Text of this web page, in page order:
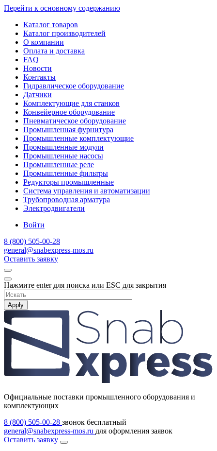
Перейти к основному содержанию
Каталог товаров
Каталог производителей
О компании
Оплата и доставка
FAQ
Новости
Контакты
Гидравлическое оборудование
Датчики
Комплектующие для станков
Конвейерное оборудование
Пневматическое оборудование
Промышленная фурнитура
Промышленные комплектующие
Промышленные модули
Промышленные насосы
Промышленные реле
Промышленные фильтры
Редукторы промышленные
Система управления и автоматизации
Трубопроводная арматура
Электродвигатели
Войти
8 (800) 505-00-28
general@snabexpress-mos.ru
Оставить заявку
Нажмите enter для поиска или ESC для закрытия
Apply
Официальные поставки промышленного оборудования и
комплектующих
8 (800) 505-00-28 звонок бесплатный
general@snabexpress-mos.ru для оформления заявок
Оставить заявку